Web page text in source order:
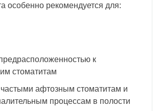
особенно рекомендуется для:
к
стоматитам
афтозным стоматитам и
процессам в полости